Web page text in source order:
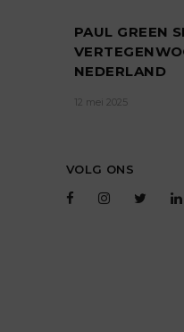
PAUL GREEN
NEDERLAND
12 mei 2025
VOLG ONS